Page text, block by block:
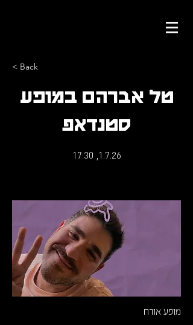
< Back
טל אברהם במופע
סטנדאפ
1.7.26, 17:30
מופע אורח